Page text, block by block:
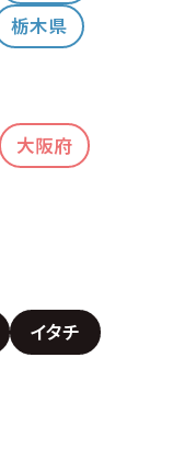
栃木県
大阪府
イタチ